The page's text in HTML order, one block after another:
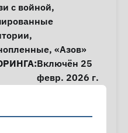
с войной,
,
, «Азов»
Включён 25
февр. 2026 г.